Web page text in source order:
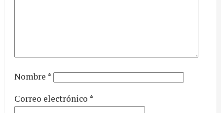
Nombre *
Correo electrónico *